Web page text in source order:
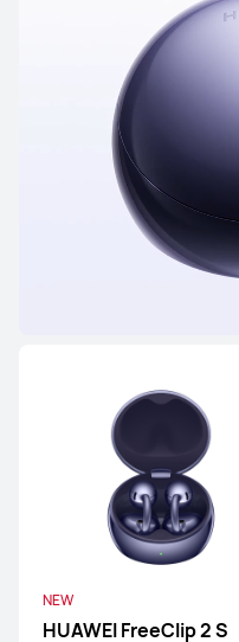
NEW
HUAWEI FreeClip 2 S
FreeBuds シリー